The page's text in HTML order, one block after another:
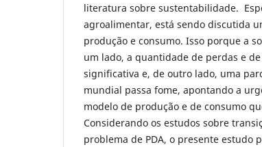
literatura sobre sustentabilidade.
agroalimentar, está sendo discutida
produção e consumo. Isso porque a
um lado, a quantidade de perdas e
significativa e, de outro lado, uma
mundial passa fome, apontando a
modelo de produção e de consumo
Considerando os estudos sobre
problema de PDA, o presente estudo